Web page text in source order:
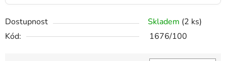
Dostupnost Skladem (2 ks)
Kód:
1676/100